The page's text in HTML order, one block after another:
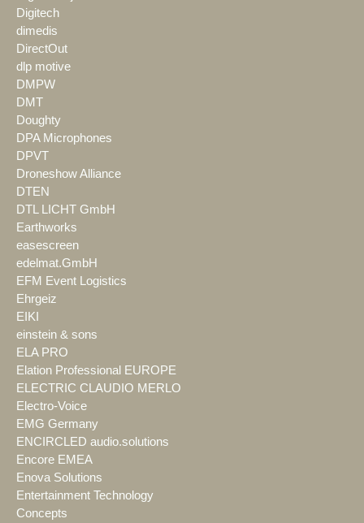
Digitech
dimedis
DirectOut
dlp motive
DMPW
DMT
Doughty
DPA Microphones
DPVT
Droneshow Alliance
DTEN
DTL LICHT GmbH
Earthworks
easescreen
edelmat.GmbH
EFM Event Logistics
Ehrgeiz
EIKI
einstein & sons
ELA PRO
Elation Professional EUROPE
ELECTRIC CLAUDIO MERLO
Electro-Voice
EMG Germany
ENCIRCLED audio.solutions
Encore EMEA
Enova Solutions
Entertainment Technology
Concepts